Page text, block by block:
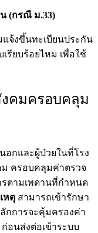
(กรณี ม.33)
แจ้งขึ้นทะเบียนประกัน
รียบร้อยไหม เพื่อใช้
คมครอบคลุม
อกและผู้ป่วยในที่โรง
ครอบคลุมค่าตรวจ
ตามเพดานที่กำหนด
หตุ สามารถเข้ารักษา
กการจะคุ้มครองค่า
อนส่งต่อเข้าระบบ